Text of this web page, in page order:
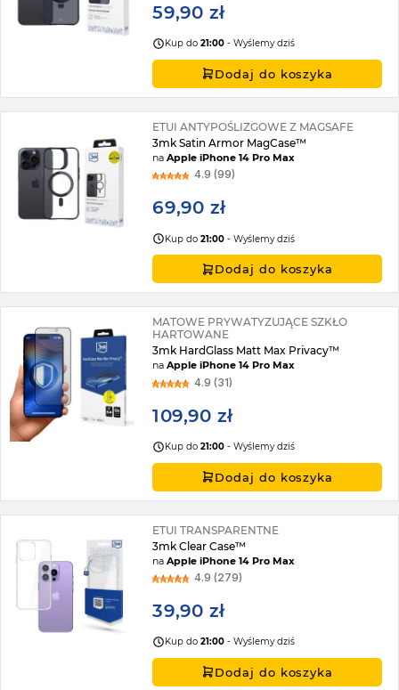
59,90 zł
Kup do21:00 - Wyślemy dziś
Dodaj do koszyka
ETUI ANTYPOŚLIZGOWE Z MAGSAFE
3mk Satin Armor MagCase™
naApple iPhone 14 Pro Max
4.9 (99)
69,90 zł
Kup do21:00 - Wyślemy dziś
Dodaj do koszyka
MATOWE PRYWATYZUJĄCE SZKŁO
HARTOWANE
3mk HardGlass Matt Max Privacy™
naApple iPhone 14 Pro Max
4.9 (31)
109,90 zł
Kup do21:00 - Wyślemy dziś
Dodaj do koszyka
ETUI TRANSPARENTNE
3mk Clear Case™
naApple iPhone 14 Pro Max
4.9 (279)
39,90 zł
Kup do21:00 - Wyślemy dziś
Dodaj do koszyka